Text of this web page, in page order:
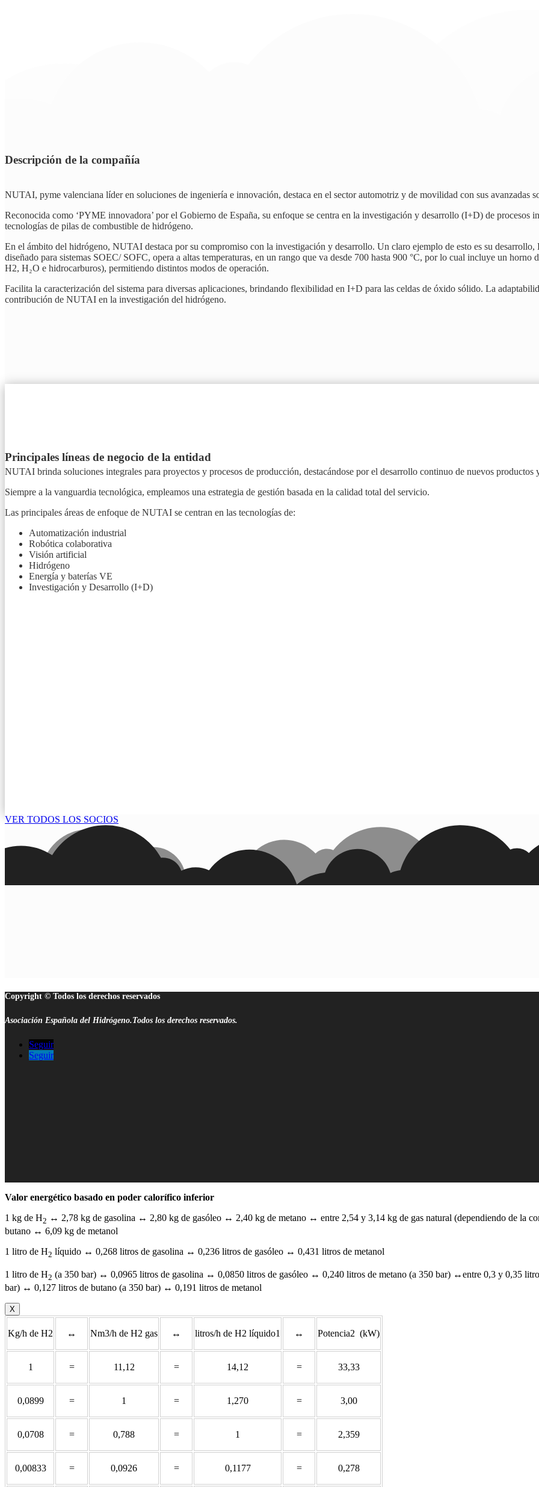
Descripción de la compañía
NUTAI, pyme valenciana líder en soluciones de ingeniería e innovación, destaca en el sector automotriz y de movilidad con sus avanzadas
Reconocida como ‘PYME innovadora’ por el Gobierno de España, su enfoque se centra en la investigación y desarrollo (I+D) de procesos
tecnologías de pilas de combustible de hidrógeno.
En el ámbito del hidrógeno, NUTAI destaca por su compromiso con la investigación y desarrollo. Un claro ejemplo de esto es su
diseñado para sistemas SOEC/ SOFC, opera a altas temperaturas, en un rango que va desde 700 hasta 900 °C, por lo cual incluye un
H2, H₂O e hidrocarburos), permitiendo distintos modos de operación.
Facilita la caracterización del sistema para diversas aplicaciones, brindando flexibilidad en I+D para las celdas de óxido sólido. La
contribución de NUTAI en la investigación del hidrógeno.
Principales líneas de negocio de la entidad
NUTAI brinda soluciones integrales para proyectos y procesos de producción, destacándose por el desarrollo continuo de nuevos productos
Siempre a la vanguardia tecnológica, empleamos una estrategia de gestión basada en la calidad total del servicio.
Las principales áreas de enfoque de NUTAI se centran en las tecnologías de:
Automatización industrial
Robótica colaborativa
Visión artificial
Hidrógeno
Energía y baterías VE
Investigación y Desarrollo (I+D)
VER TODOS LOS SOCIOS
Copyright © Todos los derechos reservados
Asociación Española del Hidrógeno.Todos los derechos reservados.
Seguir
Seguir
Valor energético basado en poder calorífico inferior
1 kg de H2 ↔ 2,78 kg de gasolina ↔ 2,80 kg de gasóleo ↔ 2,40 kg de metano ↔ entre 2,54 y 3,14 kg de gas natural (dependiendo de la
butano ↔ 6,09 kg de metanol
1 litro de H2 líquido ↔ 0,268 litros de gasolina ↔ 0,236 litros de gasóleo ↔ 0,431 litros de metanol
1 litro de H2 (a 350 bar) ↔ 0,0965 litros de gasolina ↔ 0,0850 litros de gasóleo ↔ 0,240 litros de metano (a 350 bar) ↔entre 0,3 y 0,35
bar) ↔ 0,127 litros de butano (a 350 bar) ↔ 0,191 litros de metanol
X
Kg/h de H2 ↔ Nm3/h de H2 gas ↔ litros/h de H2 líquido1 ↔ Potencia2 (kW)
1 = 11,12 = 14,12 = 33,33
0,0899 = 1 = 1,270 = 3,00
0,0708 = 0,788 = 1 = 2,359
0,00833 = 0,0926 = 0,1177 = 0,278